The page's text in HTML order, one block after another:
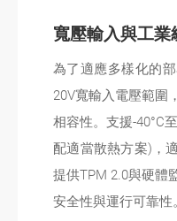
寬壓輸入與工業
為了適應多樣化的
20V寬輸入電壓範圍
相容性。支援-40°C
配適當散熱方案)，
提供TPM 2.0與硬體
安全性與運行可靠性。